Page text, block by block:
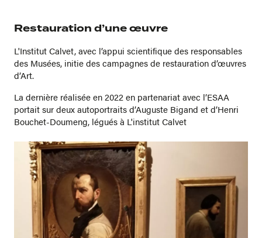
Restauration d’une œuvre
L'Institut Calvet, avec l’appui scientifique des responsables
des Musées, initie des campagnes de restauration d’œuvres
d’Art.
La dernière réalisée en 2022 en partenariat avec l’ESAA
portait sur deux autoportraits d’Auguste Bigand et d’Henri
Bouchet-Doumeng, légués à L'institut Calvet